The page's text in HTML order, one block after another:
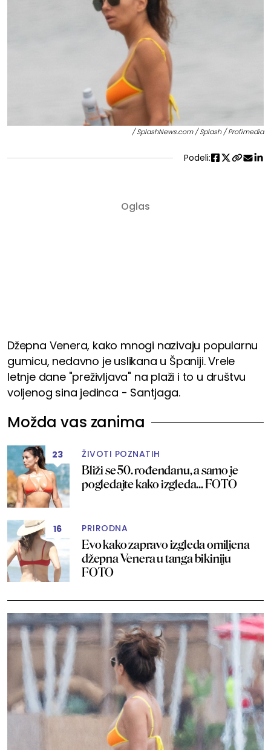
/ SplashNews.com / Splash / Profimedia
Podeli:
Džepna Venera, kako mnogi nazivaju popularnu
gumicu, nedavno je uslikana u Španiji. Vrele
letnje dane "preživljava" na plaži i to u društvu
voljenog sina jedinca - Santjaga.
Možda vas zanima
23 ŽIVOTI POZNATIH
Bliži se 50. rođendanu, a samo je
pogledajte kako izgleda... FOTO
16 PRIRODNA
Evo kako zapravo izgleda omiljena
džepna Venera u tanga bikiniju
FOTO